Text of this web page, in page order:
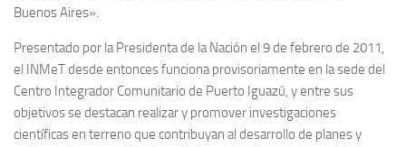
Buenos Aires».
Presentado por la Presidenta de la Nación el 9 de febrero de 2011,
el INMeT desde entonces funciona provisoriamente en la sede del
Centro Integrador Comunitario de Puerto Iguazú, y entre sus
objetivos se destacan realizar y promover investigaciones
científicas en terreno que contribuyan al desarrollo de planes y